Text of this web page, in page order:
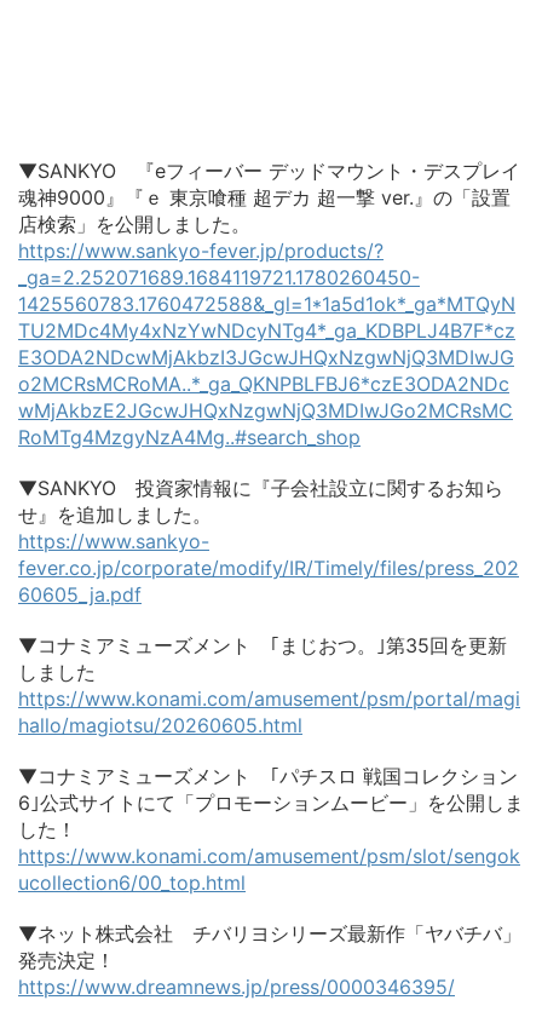
▼SANKYO 『eフィーバー デッドマウント・デスプレイ
魂神9000』『ｅ 東京喰種 超デカ 超一撃 ver.』の「設置
店検索」を公開しました。
https://www.sankyo-fever.jp/products/?
_ga=2.252071689.1684119721.1780260450-
1425560783.1760472588&_gl=1*1a5d1ok*_ga*MTQyN
TU2MDc4My4xNzYwNDcyNTg4*_ga_KDBPLJ4B7F*cz
E3ODA2NDcwMjAkbzI3JGcwJHQxNzgwNjQ3MDIwJG
o2MCRsMCRoMA..*_ga_QKNPBLFBJ6*czE3ODA2NDc
wMjAkbzE2JGcwJHQxNzgwNjQ3MDIwJGo2MCRsMC
RoMTg4MzgyNzA4Mg..#search_shop
▼SANKYO 投資家情報に『子会社設立に関するお知ら
せ』を追加しました。
https://www.sankyo-
fever.co.jp/corporate/modify/IR/Timely/files/press_202
60605_ja.pdf
▼コナミアミューズメント ｢まじおつ。｣第35回を更新
しました
https://www.konami.com/amusement/psm/portal/magi
hallo/magiotsu/20260605.html
▼コナミアミューズメント ｢パチスロ 戦国コレクション
6｣公式サイトにて「プロモーションムービー」を公開しま
した！
https://www.konami.com/amusement/psm/slot/sengok
ucollection6/00_top.html
▼ネット株式会社 チバリヨシリーズ最新作「ヤバチバ」
発売決定！
https://www.dreamnews.jp/press/0000346395/